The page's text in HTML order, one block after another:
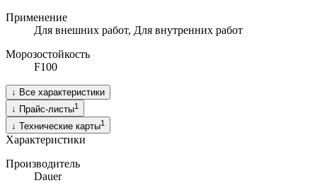
Применение
Для внешних работ, Для внутренних работ
Морозостойкость
F100
↓ Все характеристики
↓ Прайс-листы1
↓ Технические карты1
Характеристики
Производитель
Dauer